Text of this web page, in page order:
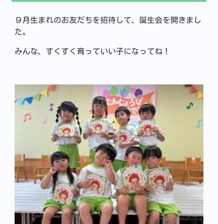
９月生まれのお友だちを招待して、誕生会を開きまし
た。
みんな、すくすく育っていい子になってね！